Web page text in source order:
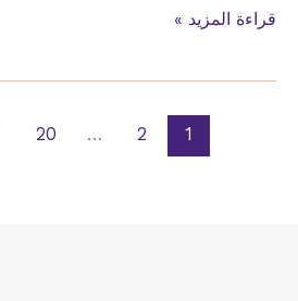
تكييف
قراءة المزيد »
1
2
…
20